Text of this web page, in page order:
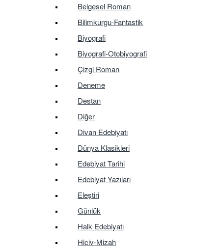
Belgesel Roman
Bilimkurgu-Fantastik
Biyografi
Biyografi-Otobiyografi
Çizgi Roman
Deneme
Destan
Diğer
Divan Edebiyatı
Dünya Klasikleri
Edebiyat Tarihi
Edebiyat Yazıları
Eleştiri
Günlük
Halk Edebiyatı
Hiciv-Mizah